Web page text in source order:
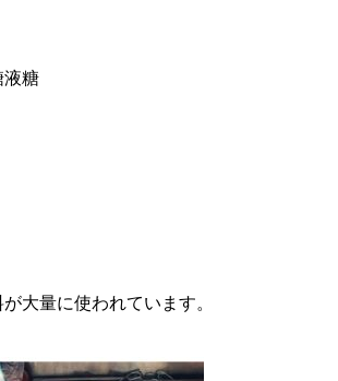
液糖
大量に使われています。